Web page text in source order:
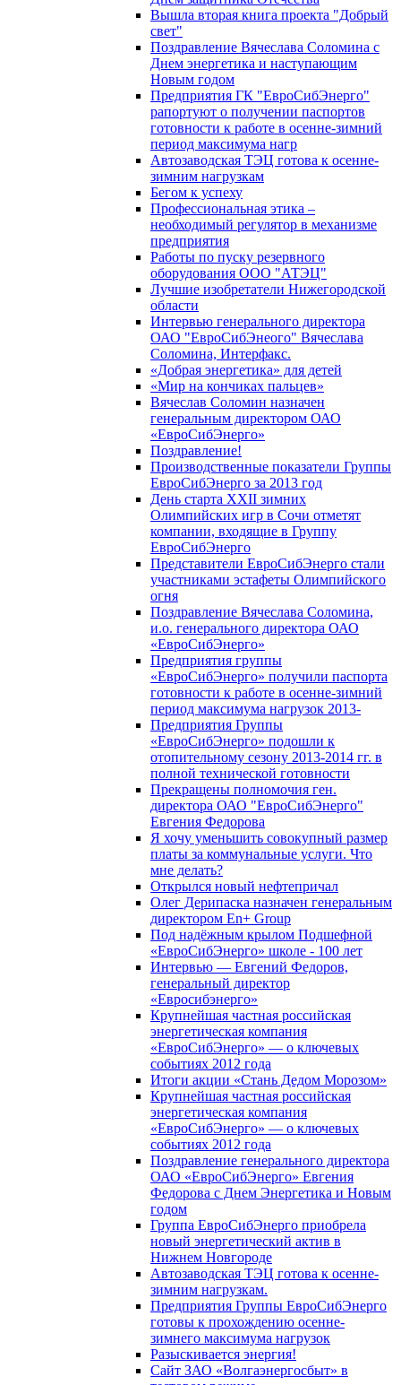
Вышла вторая книга проекта "Добрый
свет"
Поздравление Вячеслава Соломина с
Днем энергетика и наступающим
Новым годом
Предприятия ГК "ЕвроСибЭнерго"
рапортуют о получении паспортов
готовности к работе в осенне-зимний
период максимума нагр
Автозаводская ТЭЦ готова к осенне-
зимним нагрузкам
Бегом к успеху
Профессиональная этика –
необходимый регулятор в механизме
предприятия
Работы по пуску резервного
оборудования ООО "АТЭЦ"
Лучшие изобретатели Нижегородской
области
Интервью генерального директора
ОАО "ЕвроСибЭнеого" Вячеслава
Соломина, Интерфакс.
«Добрая энергетика» для детей
«Мир на кончиках пальцев»
Вячеслав Соломин назначен
генеральным директором ОАО
«ЕвроСибЭнерго»
Поздравление!
Производственные показатели Группы
ЕвроСибЭнерго за 2013 год
День старта XXII зимних
Олимпийских игр в Сочи отметят
компании, входящие в Группу
ЕвроСибЭнерго
Представители ЕвроСибЭнерго стали
участниками эстафеты Олимпийского
огня
Поздравление Вячеслава Соломина,
и.о. генерального директора ОАО
«ЕвроСибЭнерго»
Предприятия группы
«ЕвроСибЭнерго» получили паспорта
готовности к работе в осенне-зимний
период максимума нагрузок 2013-
Предприятия Группы
«ЕвроСибЭнерго» подошли к
отопительному сезону 2013-2014 гг. в
полной технической готовности
Прекращены полномочия ген.
директора ОАО "ЕвроСибЭнерго"
Евгения Федорова
Я хочу уменьшить совокупный размер
платы за коммунальные услуги. Что
мне делать?
Открылся новый нефтепричал
Олег Дерипаска назначен генеральным
директором En+ Group
Под надёжным крылом Подшефной
«ЕвроСибЭнерго» школе - 100 лет
Интервью — Евгений Федоров,
генеральный директор
«Евросибэнерго»
Крупнейшая частная российская
энергетическая компания
«ЕвроСибЭнерго» — о ключевых
событиях 2012 года
Итоги акции «Стань Дедом Морозом»
Крупнейшая частная российская
энергетическая компания
«ЕвроСибЭнерго» — о ключевых
событиях 2012 года
Поздравление генерального директора
ОАО «ЕвроСибЭнерго» Евгения
Федорова с Днем Энергетика и Новым
годом
Группа ЕвроСибЭнерго приобрела
новый энергетический актив в
Нижнем Новгороде
Автозаводская ТЭЦ готова к осенне-
зимним нагрузкам.
Предприятия Группы ЕвроСибЭнерго
готовы к прохождению осенне-
зимнего максимума нагрузок
Разыскивается энергия!
Сайт ЗАО «Волгаэнергосбыт» в